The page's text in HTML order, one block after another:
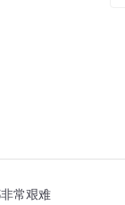
常艰难